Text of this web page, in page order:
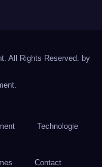
All Rights Reserved. by
Technologie
Contact